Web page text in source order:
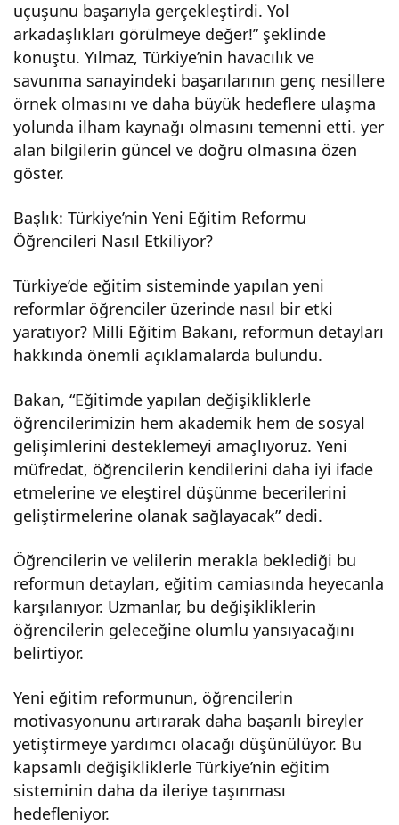
uçuşunu başarıyla gerçekleştirdi. Yol
arkadaşlıkları görülmeye değer!” şeklinde
konuştu. Yılmaz, Türkiye’nin havacılık ve
savunma sanayindeki başarılarının genç nesillere
örnek olmasını ve daha büyük hedeflere ulaşma
yolunda ilham kaynağı olmasını temenni etti. yer
alan bilgilerin güncel ve doğru olmasına özen
göster.
Başlık: Türkiye’nin Yeni Eğitim Reformu
Öğrencileri Nasıl Etkiliyor?
Türkiye’de eğitim sisteminde yapılan yeni
reformlar öğrenciler üzerinde nasıl bir etki
yaratıyor? Milli Eğitim Bakanı, reformun detayları
hakkında önemli açıklamalarda bulundu.
Bakan, “Eğitimde yapılan değişikliklerle
öğrencilerimizin hem akademik hem de sosyal
gelişimlerini desteklemeyi amaçlıyoruz. Yeni
müfredat, öğrencilerin kendilerini daha iyi ifade
etmelerine ve eleştirel düşünme becerilerini
geliştirmelerine olanak sağlayacak” dedi.
Öğrencilerin ve velilerin merakla beklediği bu
reformun detayları, eğitim camiasında heyecanla
karşılanıyor. Uzmanlar, bu değişikliklerin
öğrencilerin geleceğine olumlu yansıyacağını
belirtiyor.
Yeni eğitim reformunun, öğrencilerin
motivasyonunu artırarak daha başarılı bireyler
yetiştirmeye yardımcı olacağı düşünülüyor. Bu
kapsamlı değişikliklerle Türkiye’nin eğitim
sisteminin daha da ileriye taşınması
hedefleniyor.